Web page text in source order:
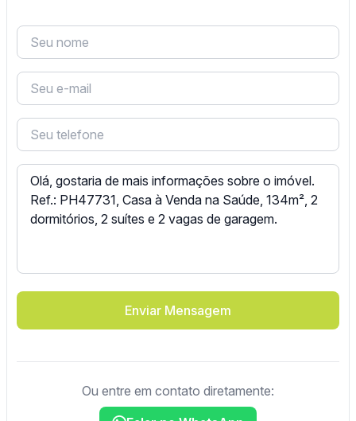
Enviar Mensagem
Ou entre em contato diretamente: